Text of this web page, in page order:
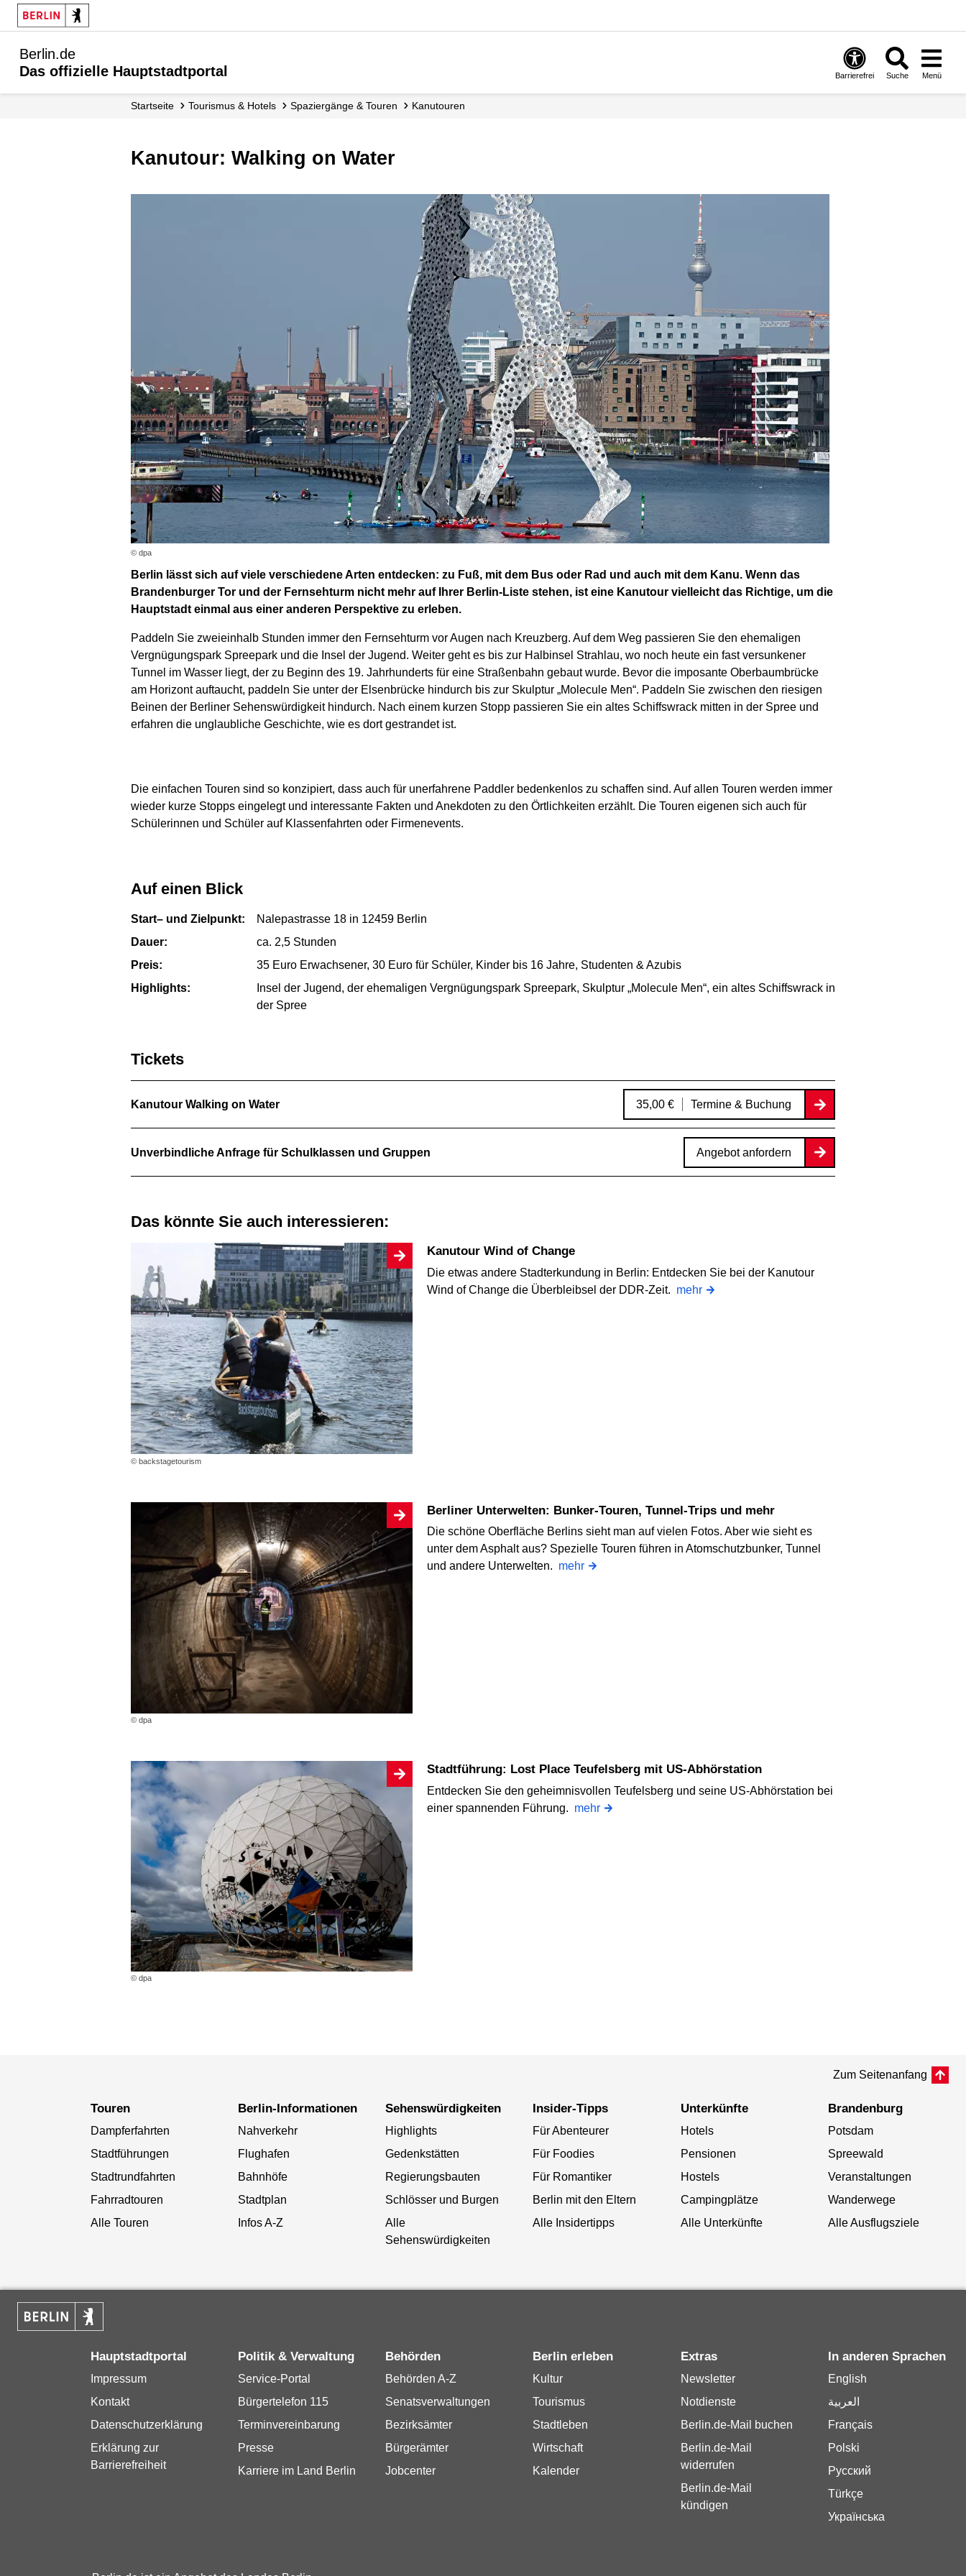
Berlin.de
Das offizielle Hauptstadtportal
Barrierefrei Suche Menü
Startseite Tourismus & Hotels Spaziergänge & Touren Kanutouren
Kanutour: Walking on Water
© dpa
Berlin lässt sich auf viele verschiedene Arten entdecken: zu Fuß, mit dem Bus oder Rad und auch mit dem Kanu. Wenn das
Brandenburger Tor und der Fernsehturm nicht mehr auf Ihrer Berlin-Liste stehen, ist eine Kanutour vielleicht das Richtige, um die
Hauptstadt einmal aus einer anderen Perspektive zu erleben.
Paddeln Sie zweieinhalb Stunden immer den Fernsehturm vor Augen nach Kreuzberg. Auf dem Weg passieren Sie den ehemaligen
Vergnügungspark Spreepark und die Insel der Jugend. Weiter geht es bis zur Halbinsel Strahlau, wo noch heute ein fast versunkener
Tunnel im Wasser liegt, der zu Beginn des 19. Jahrhunderts für eine Straßenbahn gebaut wurde. Bevor die imposante Oberbaumbrücke
am Horizont auftaucht, paddeln Sie unter der Elsenbrücke hindurch bis zur Skulptur „Molecule Men“. Paddeln Sie zwischen den riesigen
Beinen der Berliner Sehenswürdigkeit hindurch. Nach einem kurzen Stopp passieren Sie ein altes Schiffswrack mitten in der Spree und
erfahren die unglaubliche Geschichte, wie es dort gestrandet ist.
Die einfachen Touren sind so konzipiert, dass auch für unerfahrene Paddler bedenkenlos zu schaffen sind. Auf allen Touren werden immer
wieder kurze Stopps eingelegt und interessante Fakten und Anekdoten zu den Örtlichkeiten erzählt. Die Touren eigenen sich auch für
Schülerinnen und Schüler auf Klassenfahrten oder Firmenevents.
Auf einen Blick
Start– und Zielpunkt:
Nalepastrasse 18 in 12459 Berlin
Dauer:
ca. 2,5 Stunden
Preis:
35 Euro Erwachsener, 30 Euro für Schüler, Kinder bis 16 Jahre, Studenten & Azubis
Highlights:
Insel der Jugend, der ehemaligen Vergnügungspark Spreepark, Skulptur „Molecule Men“, ein altes Schiffswrack in
der Spree
Tickets
Kanutour Walking on Water 35,00 € Termine & Buchung
Unverbindliche Anfrage für Schulklassen und Gruppen Angebot anfordern
Das könnte Sie auch interessieren:
© backstagetourism
Kanutour Wind of Change
Die etwas andere Stadterkundung in Berlin: Entdecken Sie bei der Kanutour
Wind of Change die Überbleibsel der DDR-Zeit. mehr
© dpa
Berliner Unterwelten: Bunker-Touren, Tunnel-Trips und mehr
Die schöne Oberfläche Berlins sieht man auf vielen Fotos. Aber wie sieht es
unter dem Asphalt aus? Spezielle Touren führen in Atomschutzbunker, Tunnel
und andere Unterwelten. mehr
© dpa
Stadtführung: Lost Place Teufelsberg mit US-Abhörstation
Entdecken Sie den geheimnisvollen Teufelsberg und seine US-Abhörstation bei
einer spannenden Führung. mehr
Zum Seitenanfang
Touren
Dampferfahrten
Stadtführungen
Stadtrundfahrten
Fahrradtouren
Alle Touren
Berlin-Informationen
Nahverkehr
Flughafen
Bahnhöfe
Stadtplan
Infos A-Z
Sehenswürdigkeiten
Highlights
Gedenkstätten
Regierungsbauten
Schlösser und Burgen
Alle
Sehenswürdigkeiten
Insider-Tipps
Für Abenteurer
Für Foodies
Für Romantiker
Berlin mit den Eltern
Alle Insidertipps
Unterkünfte
Hotels
Pensionen
Hostels
Campingplätze
Alle Unterkünfte
Brandenburg
Potsdam
Spreewald
Veranstaltungen
Wanderwege
Alle Ausflugsziele
Hauptstadtportal
Impressum
Kontakt
Datenschutzerklärung
Erklärung zur
Barrierefreiheit
Politik & Verwaltung
Service-Portal
Bürgertelefon 115
Terminvereinbarung
Presse
Karriere im Land Berlin
Behörden
Behörden A-Z
Senatsverwaltungen
Bezirksämter
Bürgerämter
Jobcenter
Berlin erleben
Kultur
Tourismus
Stadtleben
Wirtschaft
Kalender
Extras
Newsletter
Notdienste
Berlin.de-Mail buchen
Berlin.de-Mail
widerrufen
Berlin.de-Mail
kündigen
In anderen Sprachen
English
العربية
Français
Polski
Русский
Türkçe
Українська